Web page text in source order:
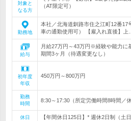
対象と
なる方
（AT限定可）
勤務地
本社／北海道釧路市住之江町12番
車の通勤使用可） 【雇入れ直後】上…
給与
月給27万円～43万円※経験や能力
期間3ヶ月（待遇変更なし）
初年度
年収
450万円～800万円
勤務
時間
8:30～17:30（所定労働時間8時間／
休日
【年間休日125日】* 週休2日制（